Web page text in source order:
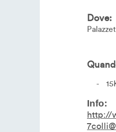
Dove:
Info:
http://